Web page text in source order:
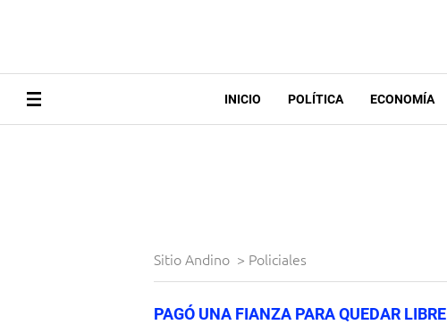
INICIO POLÍTICA ECONOMÍA
Sitio Andino > Policiales
PAGÓ UNA FIANZA PARA QUEDAR LIBRE